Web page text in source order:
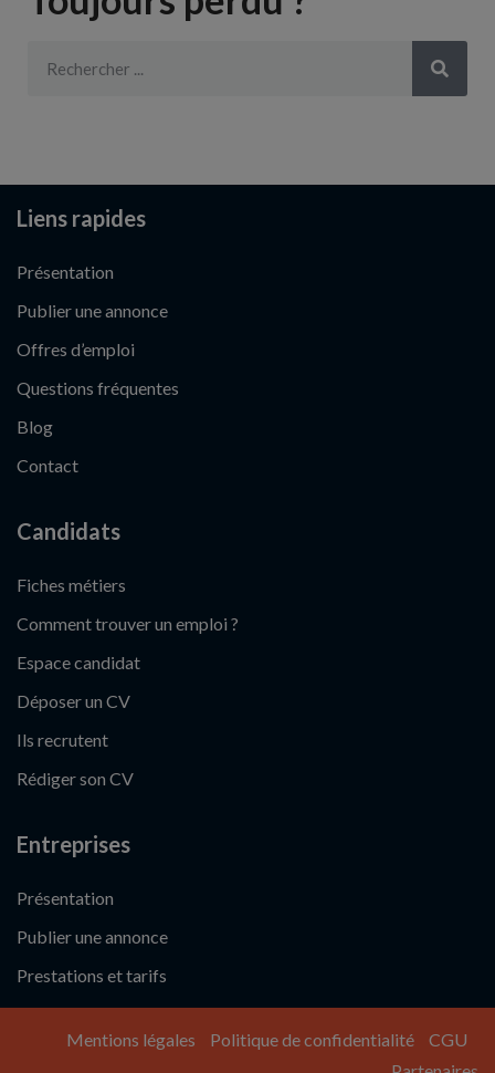
Liens rapides
Présentation
Publier une annonce
Offres d’emploi
Questions fréquentes
Blog
Contact
Candidats
Fiches métiers
Comment trouver un emploi ?
Espace candidat
Déposer un CV
Ils recrutent
Rédiger son CV
Entreprises
Présentation
Publier une annonce
Prestations et tarifs
Mentions légales Politique de confidentialité
CGU